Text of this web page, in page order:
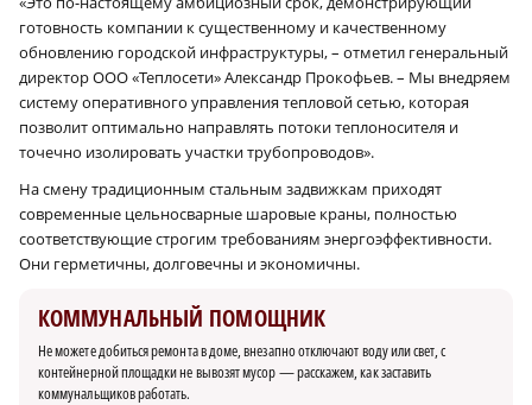
готовность компании к существенному и качественному
обновлению городской инфраструктуры, – отметил генеральный
директор ООО «Теплосети» Александр Прокофьев. – Мы внедряем
систему оперативного управления тепловой сетью, которая
позволит оптимально направлять потоки теплоносителя и
точечно изолировать участки трубопроводов».
На смену традиционным стальным задвижкам приходят
современные цельносварные шаровые краны, полностью
соответствующие строгим требованиям энергоэффективности.
Они герметичны, долговечны и экономичны.
КОММУНАЛЬНЫЙ ПОМОЩНИК
Не можете добиться ремонта в доме, внезапно отключают воду или свет, с
контейнерной площадки не вывозят мусор — расскажем, как заставить
коммунальщиков работать.